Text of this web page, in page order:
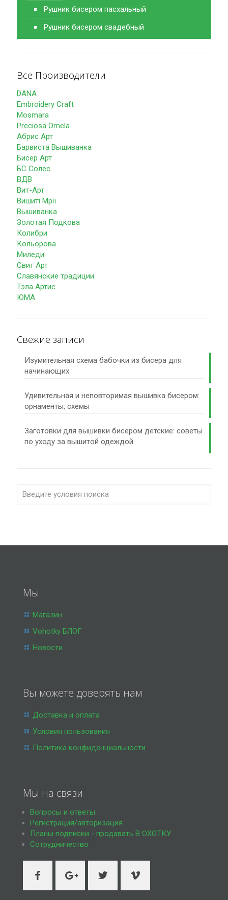
Рушник бисером пасхальный
Рушник бисером свадебный
Все Производители
DANA
Embroidery Craft
Mosmara
Preciosa Ornela
Абрис Арт
Барвиста Вышиванка
Бисер Арт
БС Солес
ВДВ
Вит-Арт
Вишиті Мрії
Вышиванка
Золотая Подкова
Колибри
Кольорова
Миледи
Свит Арт
Славянские традиции
Тэла Артис
ЮМА
Свежие записи
Изумительная схема бабочки из бисера для
начинающих
Удивительная и неповторимая вышивка бисером:
орнаменты, схемы
Заготовки для вышивки бисером детские: советы
по уходу за вышитой одеждой
Мы
Магазин
Vohotky БЛОГ
Новости
Вы можете доверять нам
Доставка и оплата
Условия пользования
Политика конфиденциальности
Мы на связи
Вопросы и ответы
Регистрация/авторизация
Планы подписки - продавать В ОХОТКУ
Сотрудничество